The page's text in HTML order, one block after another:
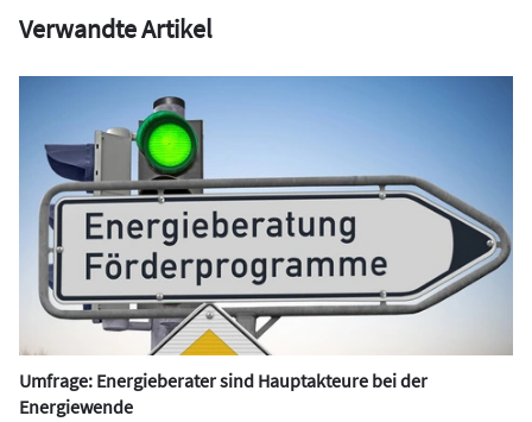
Verwandte Artikel
Umfrage: Energieberater sind Hauptakteure bei der
Energiewende